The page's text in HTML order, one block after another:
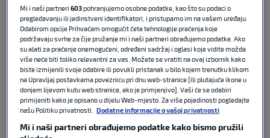
12./13. lipnja
Skupina B, 21.00: Kanada – BiH 1:1
Skupina D, 3.00: SAD – Paragvaj 4:1
13./14. lipnja
Skupina B, 21.00: Katar – Švicarska 1:1
Skupina C, 0.00: Brazil – Maroko 1:1
Mi i naši partneri603pohranjujemo osobne podatke, kao što su podaci o
pregledavanju ili jedinstveni identifikatori, i pristupamo im na vašem uređaju.
Odabirom opcije Prihvaćam omogućit ćete tehnologije praćenja koje
podržavaju svrhe za čije pružanje mi i naši partneri obrađujemo podatke. Ako
su alati za praćenje onemogućeni, određeni sadržaj i oglasi koje vidite možda
više neće biti toliko relevantni za vas. Možete se vratiti na ovaj izbornik kako
biste izmijenili svoje odabire ili povukli pristanak u bilo kojem trenutku klikom
na Upravljaj postavkama poveznicu pri dnu web-stranice [ili plutajuće ikone u
donjem lijevom kutu web stranice, ako je primjenjivo]. Vaši će se odabiri
primijeniti kako je opisano u dijelu Web-mjesto. Za više pojedinosti pogledajte
našu Politiku privatnosti.
Dodatne informacije o vašoj privatnosti
Mi i naši partneri obrađujemo podatke kako bismo pružili